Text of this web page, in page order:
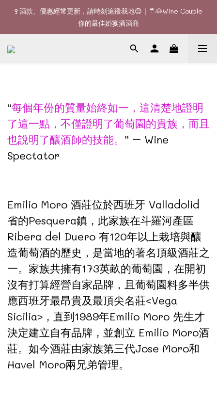
🚚Free delivery upon 6 bottles｜Terroir Collection - 3
bottles free delivery
🍷酒款、優惠經常更新，請時刻追蹤我地😊｜🤵👰Wine Couple
你的最佳婚宴酒酒商
🚚Free delivery upon 6 bottles｜Terroir Collection - 3
“每個年份的質量始終如一，這清楚地證明
了這一點，不僅證明了葡萄園的貴族，而且
也說明了釀酒師的技能。 ” – Wine
Spectator
Emilio Moro 酒莊位於西班牙 Valladolid
省的Pesquera鎮，此家族在斗羅河產區
Ribera del Duero 有120年以上栽培與釀
造葡萄酒的歷史，是當地的著名頂級酒莊之
一。家族共擁有173英畝的葡萄園，在開初
沒有打算經營自家品牌，且葡萄園料多半供
應西班牙最昂貴及最頂尖名莊<Vega
Sicilia>，直到1989年Emilio Moro 先生才
決定建立自有品牌，並創立 Emilio Moro酒
莊。如今酒莊由家族第三代Jose Moro和
Havel Moro兩兄弟管理。